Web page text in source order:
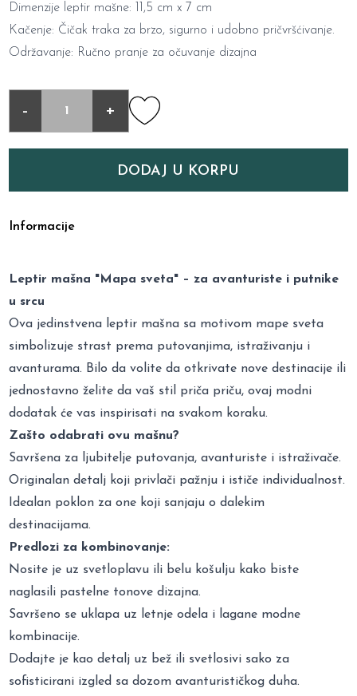
Dimenzije leptir mašne: 11,5 cm x 7 cm
Kačenje: Čičak traka za brzo, sigurno i udobno pričvršćivanje.
Održavanje: Ručno pranje za očuvanje dizajna
- +
DODAJ U KORPU
Informacije
Leptir mašna "Mapa sveta" – za avanturiste i putnike
u srcu
Ova jedinstvena leptir mašna sa motivom mape sveta
simbolizuje strast prema putovanjima, istraživanju i
avanturama. Bilo da volite da otkrivate nove destinacije ili
jednostavno želite da vaš stil priča priču, ovaj modni
dodatak će vas inspirisati na svakom koraku.
Zašto odabrati ovu mašnu?
Savršena za ljubitelje putovanja, avanturiste i istraživače.
Originalan detalj koji privlači pažnju i ističe individualnost.
Idealan poklon za one koji sanjaju o dalekim
destinacijama.
Predlozi za kombinovanje:
Nosite je uz svetloplavu ili belu košulju kako biste
naglasili pastelne tonove dizajna.
Savršeno se uklapa uz letnje odela i lagane modne
kombinacije.
Dodajte je kao detalj uz bež ili svetlosivi sako za
sofisticirani izgled sa dozom avanturističkog duha.